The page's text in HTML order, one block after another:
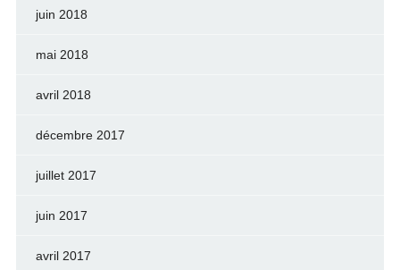
juin 2018
mai 2018
avril 2018
décembre 2017
juillet 2017
juin 2017
avril 2017